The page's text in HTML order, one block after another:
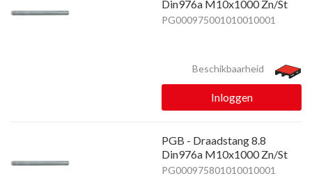
Din976a M10x1000 Zn/St
PG000975001010010001
Beschikbaarheid
Inloggen
PGB - Draadstang 8.8
Din976a M10x1000 Zn/St
PG000975801010010001